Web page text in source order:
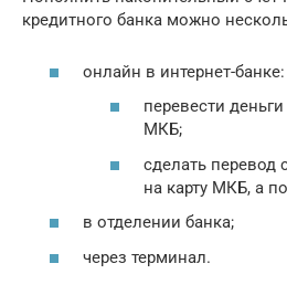
кредитного банка можно
онлайн в интернет-банке:
перевести
МКБ;
сделать перевод
на карту МКБ, а
в отделении банка;
через терминал.